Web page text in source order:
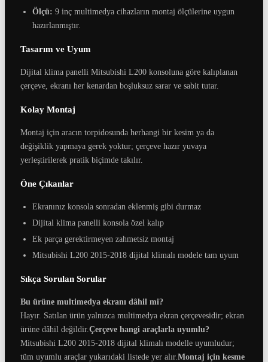
Ölçü: 9 inç multimedya cihazların montaj ölçülerine uygun
hazırlanmıştır.
Tasarım ve Uyum
Dijital klima panelli Mitsubishi L200 konsoluna göre kalıplanan
çerçeve, ekranı her kenardan boşluksuz sarar ve sabit tutar.
Kolay Montaj
Montaj için aracın torpidosunda herhangi bir kesim ya da
değişiklik yapmaya gerek yoktur; çerçeve hazır yuvaya
yerleştirilerek pratik biçimde takılır.
Öne Çıkanlar
Ekranınız konsola sonradan eklenmiş gibi durmaz
Dijital klima panelli konsola özel kalıp
Ek parça gerektirmeyen zahmetsiz montaj
Mitsubishi L200 2015-2018 dijital klimalı modele tam uyum
Sıkça Sorulan Sorular
Bu ürüne multimedya ekranı dâhil mi?
Hayır. Satılan ürün yalnızca multimedya ekran çerçevesidir; ekran
ürüne dâhil değildir. Çerçeve hangi araçlarla uyumlu?
Mitsubishi L200 2015-2018 dijital klimalı modelle uyumludur;
tüm uyumlu araçlar yukarıdaki listede yer alır. Montaj için kesme